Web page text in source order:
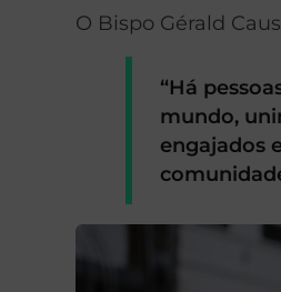
O Bispo Gérald
“Há
mundo,
engajados